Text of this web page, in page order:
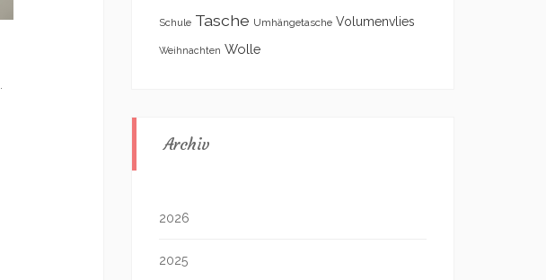
Schule Tasche Umhängetasche Volumenvlies
Weihnachten Wolle
Archiv
2026
2025